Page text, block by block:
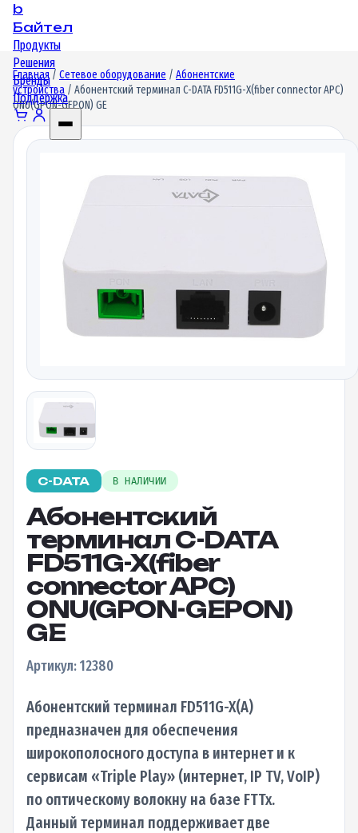
b
Байтел
Продукты
Решения
Бренды
Поддержка
Главная/ Сетевое оборудование / Абонентские
устройства / Абонентский терминал C-DATA FD511G-X(fiber connector APC)
ONU(GPON-GEPON) GE
C-DATA В НАЛИЧИИ
Абонентский
терминал C-DATA
FD511G-X(fiber
connector APC)
ONU(GPON-GEPON)
GE
Артикул: 12380
Абонентский терминал FD511G-X(A)
предназначен для обеспечения
широкополосного доступа в интернет и к
сервисам «Triple Play» (интернет, IP TV, VoIP)
по оптическому волокну на базе FTTx.
Данный терминал поддерживает две